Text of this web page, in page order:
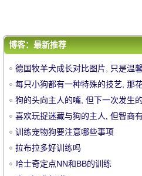
中
评论排行
目瞪口呆!
喜欢玩捉迷藏与狗的主人, 但智商
训练宠物狗要注意哪些事项
拉布拉多好训练吗
哈士奇定点NN和BB的训练
博客：最新推荐
德国牧羊犬成长对比图片, 只是温
每只小狗都有一种特殊的技艺, 那
奶奶..。
狗的头向主人的嘴, 但下一次发生
目瞪口呆!
喜欢玩捉迷藏与狗的主人, 但智商
训练宠物狗要注意哪些事项
拉布拉多好训练吗
哈士奇定点NN和BB的训练